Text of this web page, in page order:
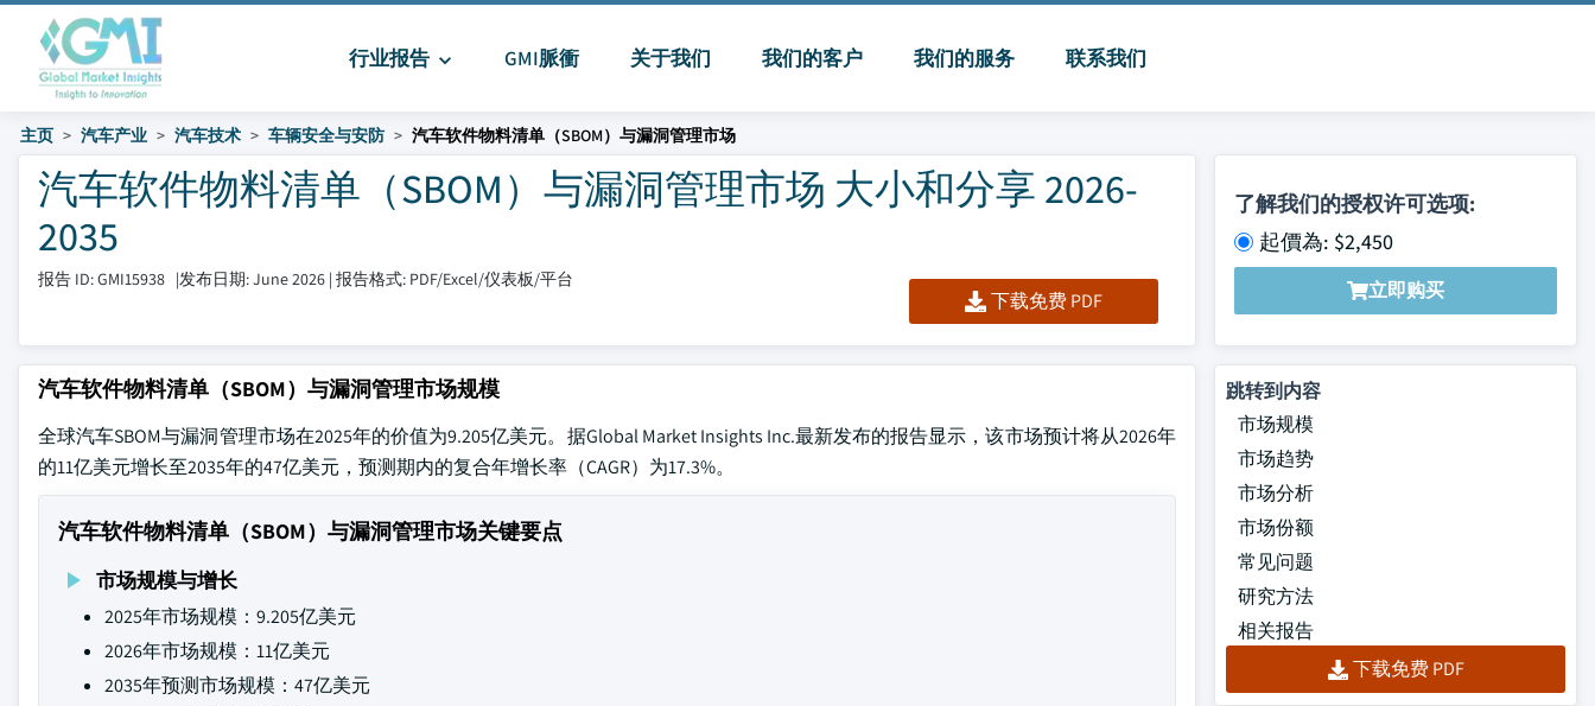
行业报告 GMI脈衝 关于我们 我们的客户 我们的服务 联系我们
主页 汽车产业 汽车技术 车辆安全与安防 汽车软件物料清单（SBOM）与漏洞管理市场
汽车软件物料清单（SBOM）与漏洞管理市场 大小和分享 2026-
2035
报告 ID: GMI15938 |发布日期: June 2026 | 报告格式: PDF/Excel/仪表板/平台
下载免费 PDF
了解我们的授权许可选项:
起價為: $2,450
立即购买
汽车软件物料清单（SBOM）与漏洞管理市场规模
全球汽车SBOM与漏洞管理市场在2025年的价值为9.205亿美元。据Global Market Insights Inc.最新发布的报告显示，该市场预计将从2026年
的11亿美元增长至2035年的47亿美元，预测期内的复合年增长率（CAGR）为17.3%。
汽车软件物料清单（SBOM）与漏洞管理市场关键要点
市场规模与增长
2025年市场规模：9.205亿美元
2026年市场规模：11亿美元
2035年预测市场规模：47亿美元
跳转到内容
市场规模
市场趋势
市场分析
市场份额
常见问题
研究方法
相关报告
下载免费 PDF